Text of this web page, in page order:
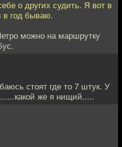
о других судить. Я вот в
в год бываю.
можно на маршрутку
стоят где то 7 штук. У
же я нищий.....